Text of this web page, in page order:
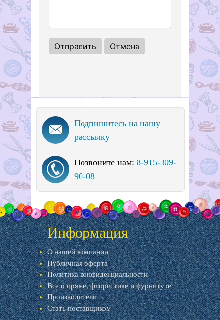
Подпишитесь на нашу
рассылку
Позвоните нам: 8-915-309-
90-08
Информация
О нашей компании
Публичная оферта
Политика конфиденциальности
Все о пряже, флористике и фурнитуре
Производители
Стать поставщиком